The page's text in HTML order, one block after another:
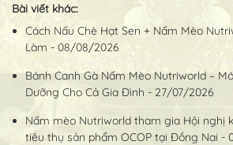
Bài viết khác:
Cách Nấu Chè Hạt Sen + Nấm Mèo
Làm - 08/08/2026
Bánh Canh Gà Nấm Mèo Nutriworld –
Dưỡng Cho Cả Gia Đình - 27/07/2026
Nấm mèo Nutriworld tham gia Hội nghị
tiêu thụ sản phẩm OCOP tại Đồng Nai -